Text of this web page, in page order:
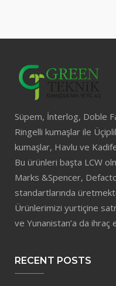
Süpem, İnterlog, Doble
Ringelli kumaşlar ile
kumaşlar, Havlu ve
Bu ürünleri başta LCW
Marks &Spencer,
standartlarında
Ürünlerimizi yurtiçine
ve Yunanistan’a da ihraç
RECENT POSTS